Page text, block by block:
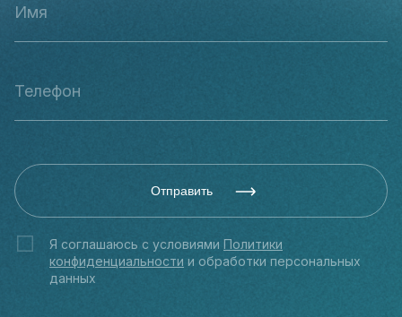
Отправить
Я соглашаюсь с условиями Политики
конфиденциальности и обработки персональных
данных